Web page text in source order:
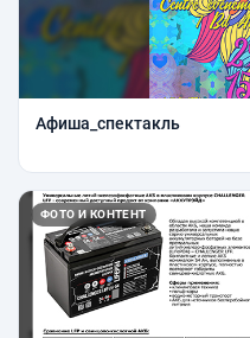
Афиша_спектакль
ФОТО И КОНТЕНТ